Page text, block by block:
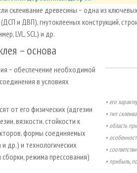
склеивание древесины − одна из
и ДВП), гнутоклееных конструкций,
LVL, SCL) и др.
– основа
• его
• тип
• область
•
•
• прибыль,
− обеспечение необходимой
в условиях
от его физических (адгезии
вязкости, стойкости к
формы соединяемых
др.) и технологических
режима прессования)